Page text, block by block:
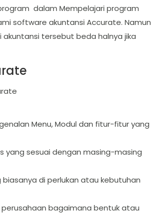
dalam Mempelajari program
software akuntansi Accurate. Namun
tersebut beda halnya jika
Menu, Modul dan fitur-fitur yang
yang sesuai dengan masing-masing
di perlukan atau kebutuhan
bagaimana bentuk atau